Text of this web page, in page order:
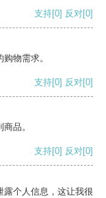
支持[0] 反对[0]
物需求。
支持[0] 反对[0]
品。
支持[0] 反对[0]
露个人信息，这让我很